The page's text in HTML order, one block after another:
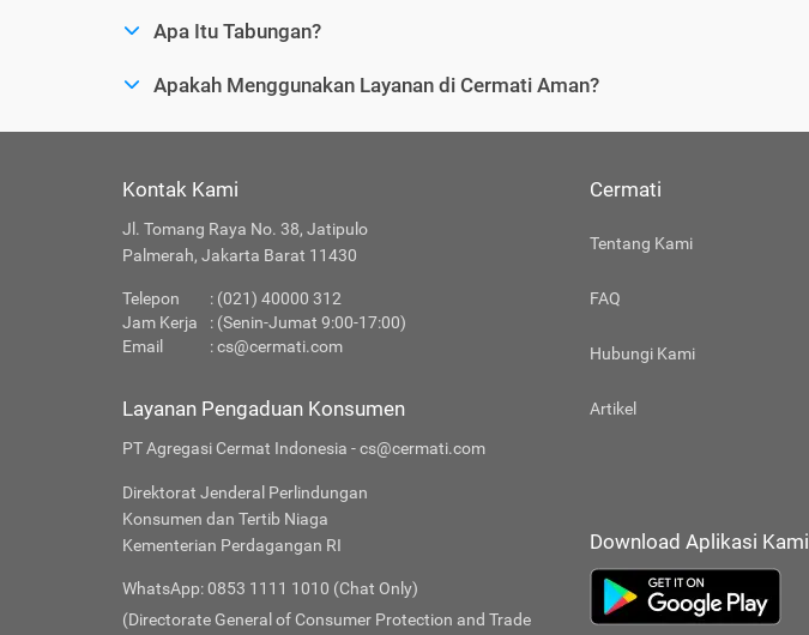
Apa Itu Tabungan?
Apakah Menggunakan Layanan di Cermati Aman?
Kontak Kami
Jl. Tomang Raya No. 38, Jatipulo
Palmerah, Jakarta Barat 11430
Telepon
: (021) 40000 312
Jam Kerja
: (Senin-Jumat 9:00-17:00)
Email
:cs@cermati.com
Layanan Pengaduan Konsumen
PT Agregasi Cermat Indonesia - cs@cermati.com
Direktorat Jenderal Perlindungan
Konsumen dan Tertib Niaga
Kementerian Perdagangan RI
WhatsApp: 0853 1111 1010 (Chat Only)
(Directorate General of Consumer Protection and Trade
Cermati
Tentang Kami
FAQ
Hubungi Kami
Artikel
Download Aplikasi Kami